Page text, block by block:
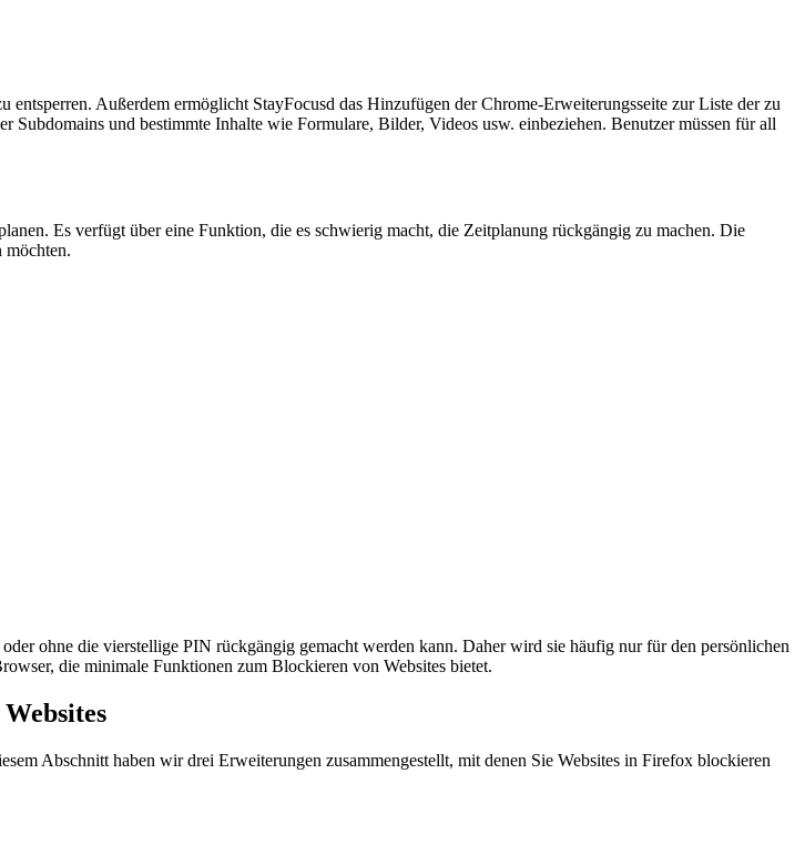
Außerdem ermöglicht StayFocusd das Hinzufügen der Chrome-Erweiterungsseite zur Liste der zu
und bestimmte Inhalte wie Formulare, Bilder, Videos usw. einbeziehen. Benutzer müssen für all
Es verfügt über eine Funktion, die es schwierig macht, die Zeitplanung rückgängig zu machen. Die
möchten.
ohne die vierstellige PIN rückgängig gemacht werden kann. Daher wird sie häufig nur für den persönlichen
die minimale Funktionen zum Blockieren von Websites bietet.
Abschnitt haben wir drei Erweiterungen zusammengestellt, mit denen Sie Websites in Firefox blockieren